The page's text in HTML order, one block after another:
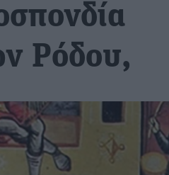
Ρόδου,